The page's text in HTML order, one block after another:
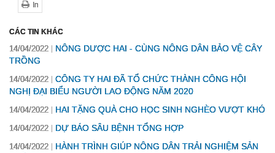
In
CÁC TIN KHÁC
14/04/2022
NÔNG DƯỢC HAI - CÙNG NÔNG DÂN BẢO VỆ CÂY
TRỒNG
14/04/2022
CÔNG TY HAI ĐÃ TỔ CHỨC THÀNH CÔNG HỘI
NGHỊ ĐẠI BIỂU NGƯỜI LAO ĐỘNG NĂM 2020
14/04/2022 HAI TẶNG QUÀ CHO HỌC SINH NGHÈO VƯỢT KHÓ
14/04/2022 DỰ BÁO SÂU BỆNH TỔNG HỢP
14/04/2022
HÀNH TRÌNH GIÚP NÔNG DÂN TRẢI NGHIỆM SẢN